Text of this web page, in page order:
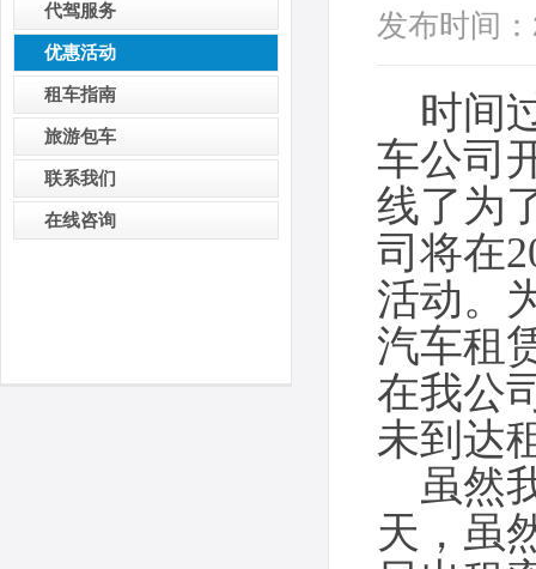
代驾服务
优惠活动
租车指南
旅游包车
联系我们
在线咨询
发布时间：
时间
车公司
线了为
司将在
活动。
汽车租
在我公
未到达
虽然
天，虽